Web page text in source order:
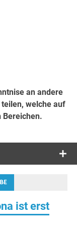
an andere
welche auf
Bereichen.
ist erst